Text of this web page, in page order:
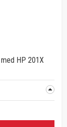
med HP 201X